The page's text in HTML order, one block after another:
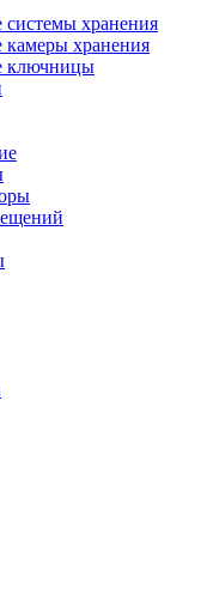
системы хранения
камеры хранения
ключницы